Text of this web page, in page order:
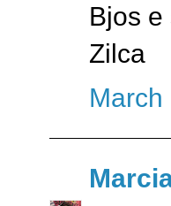
Bjos e
Zilca
March